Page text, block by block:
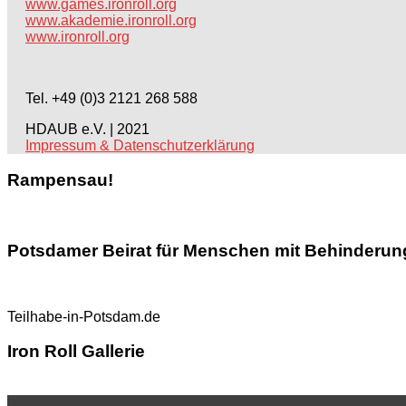
www.games.ironroll.org
www.akademie.ironroll.org
www.ironroll.org
Tel. +49 (0)3 2121 268 588
HDAUB e.V. | 2021
Impressum & Datenschutzerklärung
Rampensau!
Potsdamer Beirat für Menschen mit
Teilhabe-in-Potsdam.de
Iron Roll Gallerie